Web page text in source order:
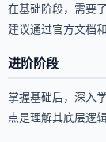
在基础阶段，需要
建议通过官方文档
进阶阶段
掌握基础后，深入
点是理解其底层逻